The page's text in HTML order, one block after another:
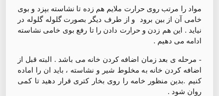
مواد را مرتب روی حرارت ملایم هم زده تا نشاسته بپزد و بوی
خامی آن از بین برود و از طرف دیگر بصورت گلوله گلوله در
نیاید . این هم زدن و حرارت دادن را تا رفع بوی خامی نشاسته
ادامه می دهیم .
- مرحله ی بعد زمان اضافه کردن خانه می باشد . البته قبل از
اضافه کردن خانه به مخلوط شیر و نشاسته ، باید ان را اماده
کنیم .بدین منظور خامه را روی بخار کتری قرار دهید تا کمی
روان شود .